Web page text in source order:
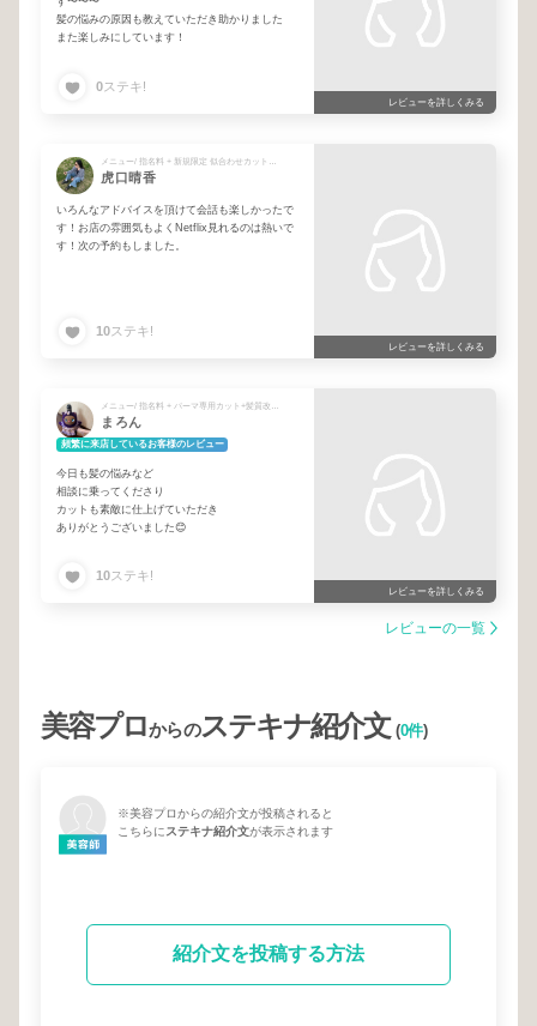
髪の悩みの原因も教えていただき助かりました
また楽しみにしています！
0ステキ!
レビューを詳しくみる
虎口晴香
いろんなアドバイスを頂けて会話も楽しかったで
す！お店の雰囲気もよくNetflix見れるのは熱いで
す！次の予約もしました。
10ステキ!
レビューを詳しくみる
まろん
頻繁に来店しているお客様のレビュー
今日も髪の悩みなど
相談に乗ってくださり
カットも素敵に仕上げていただき
ありがとうございました😊
10ステキ!
レビューを詳しくみる
レビューの一覧
美容プロからのステキナ紹介文(0件)
※美容プロからの紹介文が投稿されると
こちらにステキナ紹介文が表示されます
紹介文を投稿する方法